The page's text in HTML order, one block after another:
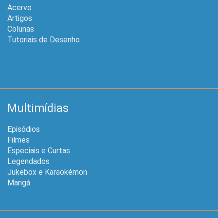
Acervo
Artigos
Colunas
Tutoriais de Desenho
Multimídias
Episódios
Filmes
Especiais e Curtas
Legendados
Jukebox e Karaokémon
Mangá